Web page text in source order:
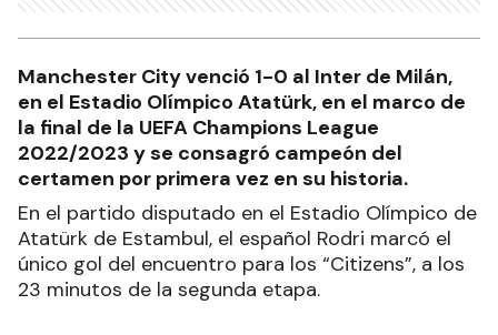
Manchester City venció 1-0 al Inter de Milán,
en el Estadio Olímpico Atatürk, en el marco de
la final de la UEFA Champions League
2022/2023 y se consagró campeón del
certamen por primera vez en su historia.
En el partido disputado en el Estadio Olímpico de
Atatürk de Estambul, el español Rodri marcó el
único gol del encuentro para los “Citizens”, a los
23 minutos de la segunda etapa.